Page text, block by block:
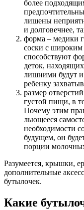
более
лишены
и долговечнее,
форма – медики
соски с
способствуют
деток,
лишними будут
ребенку
размер
густой пищи, в
Почему этим
льющееся
необходимости
будущем, он
порции
Разумеется, крышки,
дополнительные
бутылочек.
Какие